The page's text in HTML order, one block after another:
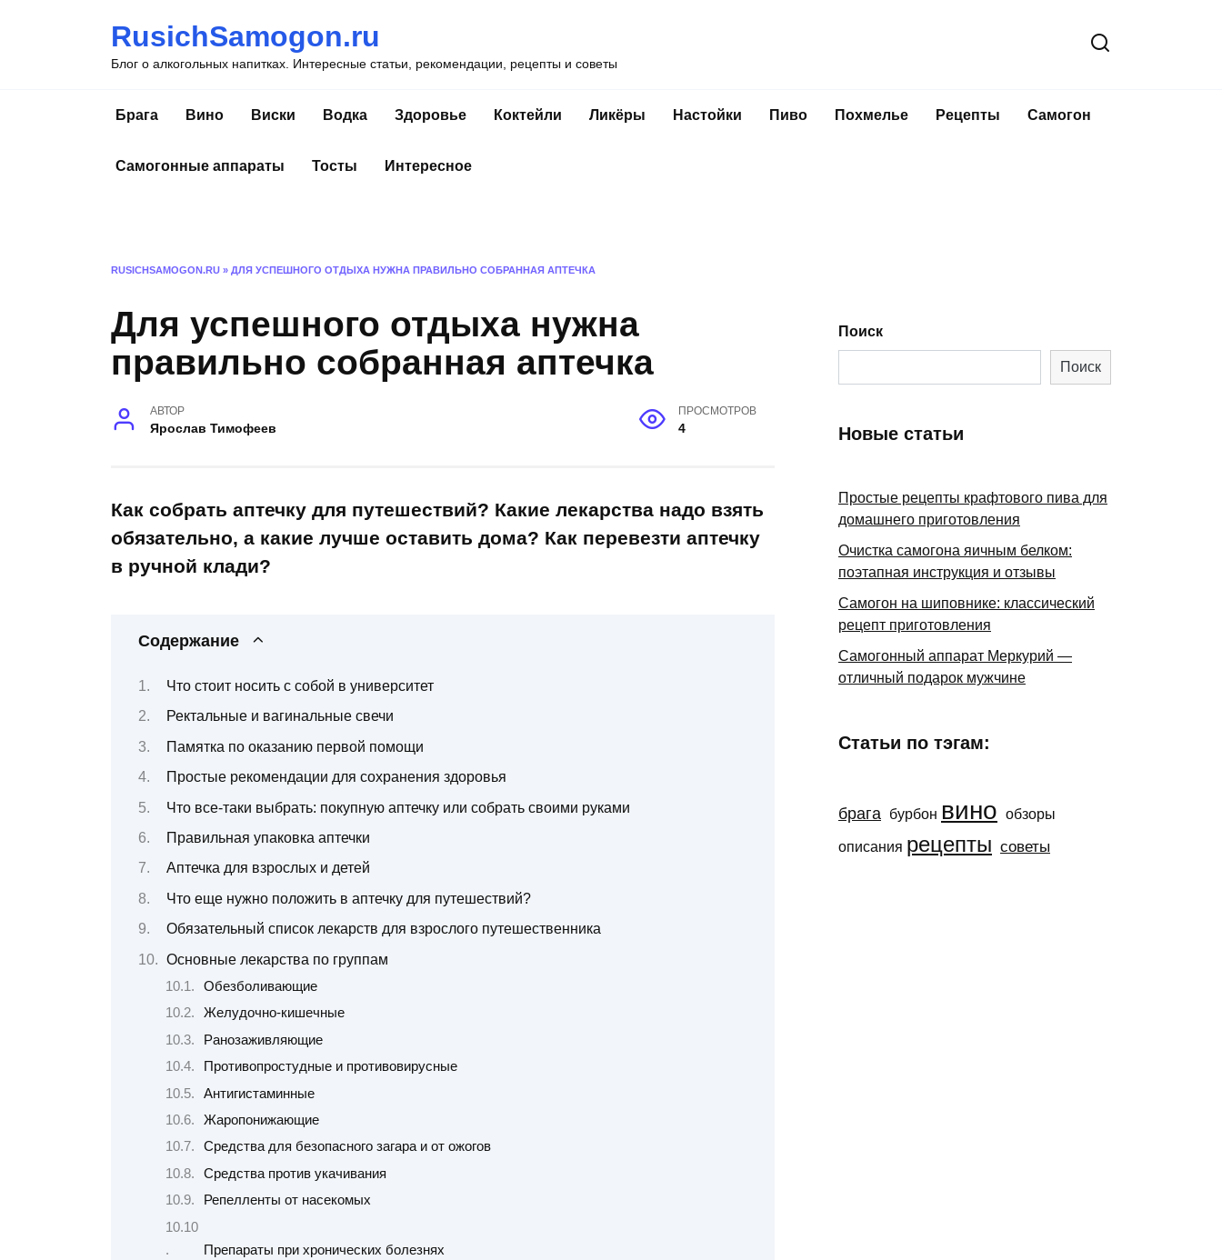
RusichSamogon.ru
Блог о алкогольных напитках. Интересные статьи, рекомендации, рецепты и советы
Брага Вино Виски Водка Здоровье Коктейли Ликёры Настойки Пиво Похмелье Рецепты Самогон
Самогонные аппараты Тосты Интересное
RUSICHSAMOGON.RU » ДЛЯ УСПЕШНОГО ОТДЫХА НУЖНА ПРАВИЛЬНО СОБРАННАЯ АПТЕЧКА
Для успешного отдыха нужна
правильно собранная аптечка
АВТОР
Ярослав Тимофеев
ПРОСМОТРОВ
4
Как собрать аптечку для путешествий? Какие лекарства надо взять
обязательно, а какие лучше оставить дома? Как перевезти аптечку
в ручной клади?
Содержание
Что стоит носить с собой в университет
Ректальные и вагинальные свечи
Памятка по оказанию первой помощи
Простые рекомендации для сохранения здоровья
Что все-таки выбрать: покупную аптечку или собрать своими руками
Правильная упаковка аптечки
Аптечка для взрослых и детей
Что еще нужно положить в аптечку для путешествий?
Обязательный список лекарств для взрослого путешественника
Основные лекарства по группам
Обезболивающие
Желудочно-кишечные
Ранозаживляющие
Противопростудные и противовирусные
Антигистаминные
Жаропонижающие
Средства для безопасного загара и от ожогов
Средства против укачивания
Репелленты от насекомых
Препараты при хронических болезнях
Поиск
Поиск
Новые статьи
Простые рецепты крафтового пива для
домашнего приготовления
Очистка самогона яичным белком:
поэтапная инструкция и отзывы
Самогон на шиповнике: классический
рецепт приготовления
Самогонный аппарат Меркурий —
отличный подарок мужчине
Статьи по тэгам:
брага бурбон вино обзоры
описания рецепты советы